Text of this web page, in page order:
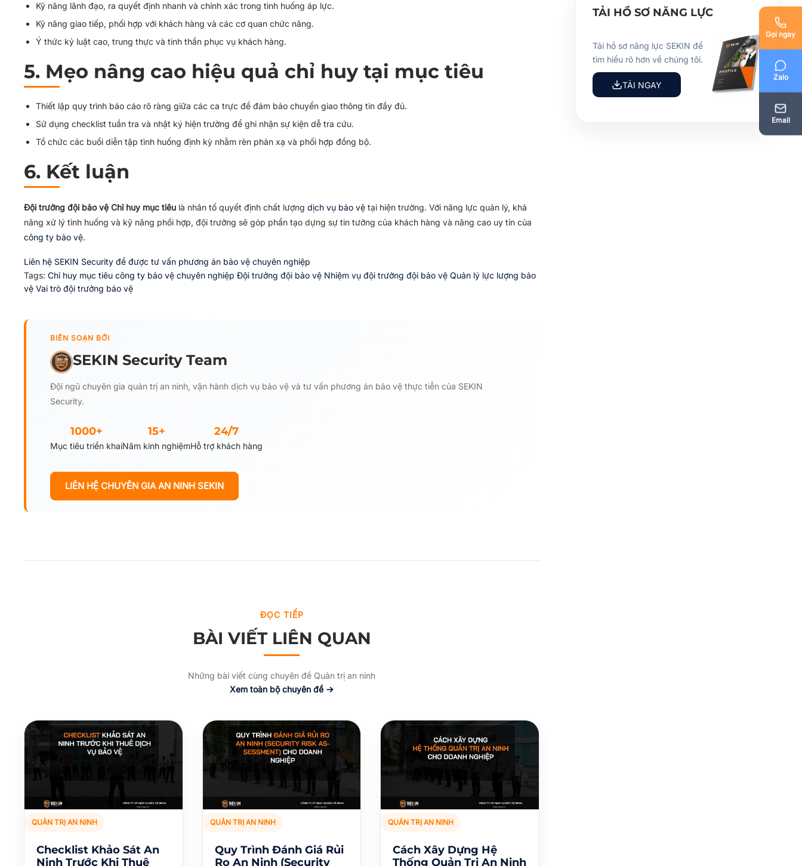
Gọi ngay
Zalo
Email
Kỹ năng lãnh đạo, ra quyết định nhanh và chính xác trong tình huống áp lực.
Kỹ năng giao tiếp, phối hợp với khách hàng và các cơ quan chức năng.
Ý thức kỷ luật cao, trung thực và tinh thần phục vụ khách hàng.
5. Mẹo nâng cao hiệu quả chỉ huy tại mục tiêu
Thiết lập quy trình báo cáo rõ ràng giữa các ca trực để đảm bảo chuyển giao thông tin đầy đủ.
Sử dụng checklist tuần tra và nhật ký hiện trường để ghi nhận sự kiện dễ tra cứu.
Tổ chức các buổi diễn tập tình huống định kỳ nhằm rèn phản xạ và phối hợp đồng bộ.
6. Kết luận
Đội trưởng đội bảo vệ Chỉ huy mục tiêu là nhân tố quyết định chất lượng dịch vụ bảo vệ tại hiện trường. Với năng lực quản lý, khả
năng xử lý tình huống và kỹ năng phối hợp, đội trưởng sẽ góp phần tạo dựng sự tin tưởng của khách hàng và nâng cao uy tín của
công ty bảo vệ.
Liên hệ SEKIN Security để được tư vấn phương án bảo vệ chuyên nghiệp
Tags: Chỉ huy mục tiêu công ty bảo vệ chuyên nghiệp Đội trưởng đội bảo vệ Nhiệm vụ đội trưởng đội bảo vệ Quản lý lực lượng bảo
vệ Vai trò đội trưởng bảo vệ
BIÊN SOẠN BỞI
SEKIN Security Team
Đội ngũ chuyên gia quản trị an ninh, vận hành dịch vụ bảo vệ và tư vấn phương án bảo vệ thực tiễn của SEKIN
Security.
1000+
Mục tiêu triển khai
15+
Năm kinh nghiệm
24/7
Hỗ trợ khách hàng
LIÊN HỆ CHUYÊN GIA AN NINH SEKIN
ĐỌC TIẾP
BÀI VIẾT LIÊN QUAN
Những bài viết cùng chuyên đề Quản trị an ninh
Xem toàn bộ chuyên đề →
QUẢN TRỊ AN NINH
Checklist Khảo Sát An
Ninh Trước Khi Thuê
QUẢN TRỊ AN NINH
Quy Trình Đánh Giá Rủi
Ro An Ninh (Security
QUẢN TRỊ AN NINH
Cách Xây Dựng Hệ
Thống Quản Trị An Ninh
TẢI HỒ SƠ NĂNG LỰC
Tải hồ sơ năng lực SEKIN để
tìm hiểu rõ hơn về chúng tôi.
TẢI NGAY